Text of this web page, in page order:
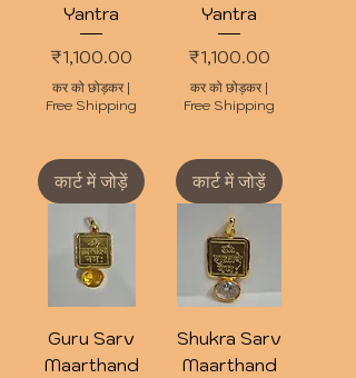
Yantra
मूल्य
₹1,100.00
कर को छोड़कर|
Free Shipping
कार्ट में जोड़ें
Yantra
मूल्य
₹1,100.00
कर को छोड़कर|
Free Shipping
कार्ट में जोड़ें
Guru Sarv
Maarthand
Shukra Sarv
Maarthand